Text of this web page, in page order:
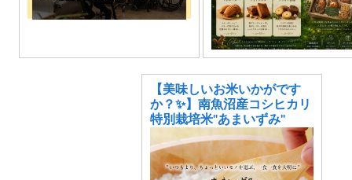
【美味しいお米いかがです
か？✨】南魚沼産コシヒカリ
特別栽培米"あまいずみ"